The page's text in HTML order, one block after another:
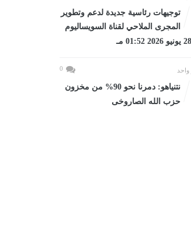
توجيهات رئاسية جديدة لدعم وتطوير
المجرى الملاحي لقناة السويساليوم
0
نتنياهو: دمرنا نحو 90% من مخزون
حزب الله الصاروخى